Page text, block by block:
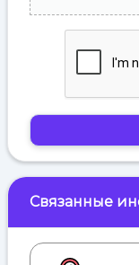
Связанные